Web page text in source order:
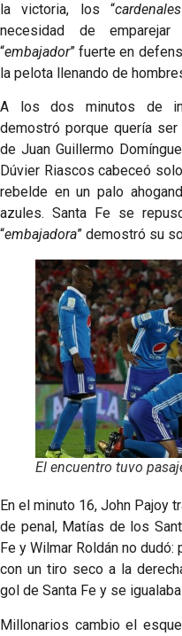
la victoria, los “cardenales
necesidad de
“embajador” fuerte en
la pelota llenando de
A los dos minutos de
demostró porque quería
de Juan Guillermo
Dúvier Riascos cabeceó
rebelde en un palo
azules. Santa Fe se
“embajadora” demostró su
El encuentro tuvo
En el minuto 16, John Pajoy
de penal, Matías de los
Fe y Wilmar Roldán no
con un tiro seco a la
gol de Santa Fe y se
Millonarios cambio el